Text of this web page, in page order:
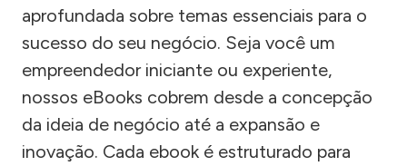
aprofundada sobre temas essenciais para o
sucesso do seu negócio. Seja você um
empreendedor iniciante ou experiente,
nossos eBooks cobrem desde a concepção
da ideia de negócio até a expansão e
inovação. Cada ebook é estruturado para